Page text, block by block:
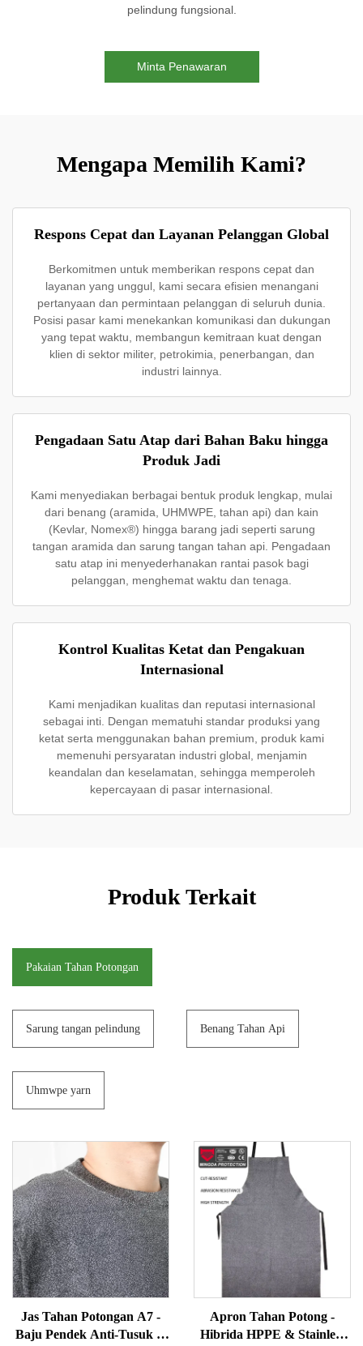
pelindung fungsional.
Minta Penawaran
Mengapa Memilih Kami?
Respons Cepat dan Layanan Pelanggan Global
Berkomitmen untuk memberikan respons cepat dan
layanan yang unggul, kami secara efisien menangani
pertanyaan dan permintaan pelanggan di seluruh dunia.
Posisi pasar kami menekankan komunikasi dan dukungan
yang tepat waktu, membangun kemitraan kuat dengan
klien di sektor militer, petrokimia, penerbangan, dan
industri lainnya.
Pengadaan Satu Atap dari Bahan Baku hingga
Produk Jadi
Kami menyediakan berbagai bentuk produk lengkap, mulai
dari benang (aramida, UHMWPE, tahan api) dan kain
(Kevlar, Nomex®) hingga barang jadi seperti sarung
tangan aramida dan sarung tangan tahan api. Pengadaan
satu atap ini menyederhanakan rantai pasok bagi
pelanggan, menghemat waktu dan tenaga.
Kontrol Kualitas Ketat dan Pengakuan
Internasional
Kami menjadikan kualitas dan reputasi internasional
sebagai inti. Dengan mematuhi standar produksi yang
ketat serta menggunakan bahan premium, produk kami
memenuhi persyaratan industri global, menjamin
keandalan dan keselamatan, sehingga memperoleh
kepercayaan di pasar internasional.
Produk Terkait
Pakaian Tahan Potongan
Sarung tangan pelindung Benang Tahan Api
Uhmwpe yarn
Jas Tahan Potongan A7 -
Baju Pendek Anti-Tusuk &
Apron Tahan Potong -
Hibrida HPPE & Stainless